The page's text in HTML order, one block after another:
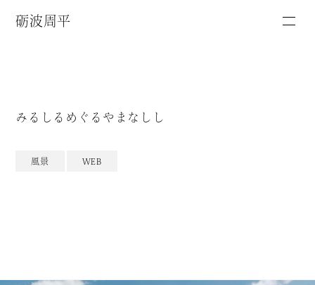
砺波周平
みるしるめぐるやまなしし
風景 WEB